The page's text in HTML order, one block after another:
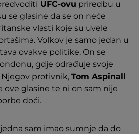
UFC-ovu priredbu u
se glasine da se on neće
vlasti koje su uvele
Volkov je samo jedan u
ovakve politike. On se
gdje odrađuje svoje
Njegov protivnik, Tom Aspinall
ove glasine te ni on sam nije
doći.
sam imao sumnje da do